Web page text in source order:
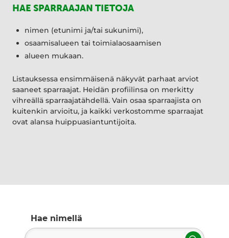
HAE SPARRAAJAN TIETOJA
nimen (etunimi ja/tai sukunimi),
osaamisalueen tai toimialaosaamisen
alueen mukaan.
Listauksessa ensimmäisenä näkyvät parhaat arviot
saaneet sparraajat. Heidän profiilinsa on merkitty
vihreällä sparraajatähdellä. Vain osaa sparraajista on
kuitenkin arvioitu, ja kaikki verkostomme sparraajat
ovat alansa huippuasiantuntijoita.
Hae nimellä